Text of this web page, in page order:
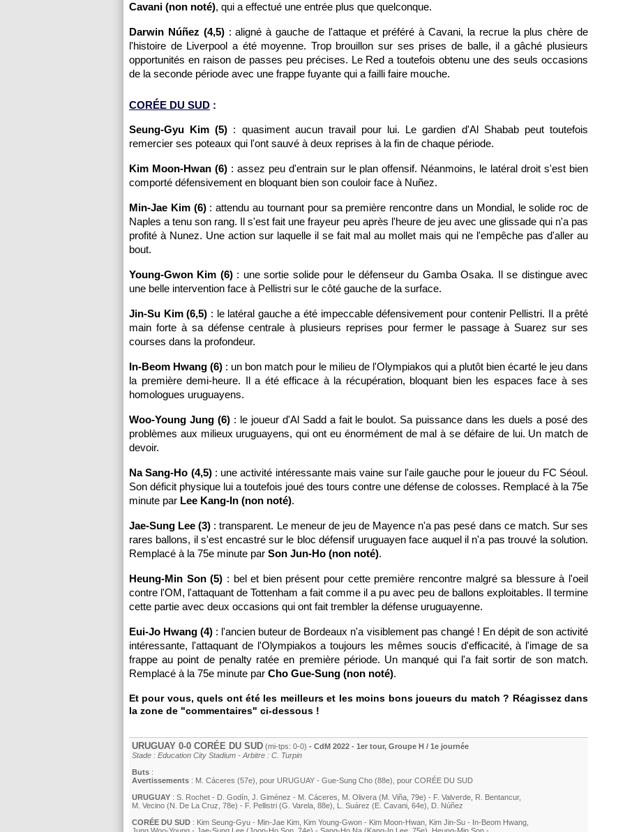
Cavani (non noté), qui a effectué une entrée plus que quelconque.
Darwin Núñez (4,5): aligné à gauche de l'attaque et préféré à Cavani, la recrue la plus chère de
l'histoire de Liverpool a été moyenne. Trop brouillon sur ses prises de balle, il a gâché plusieurs
opportunités en raison de passes peu précises. Le Red a toutefois obtenu une des seuls occasions
de la seconde période avec une frappe fuyante qui a failli faire mouche.
CORÉE DU SUD :
Seung-Gyu Kim (5) : quasiment aucun travail pour lui. Le gardien d'Al Shabab peut toutefois
remercier ses poteaux qui l'ont sauvé à deux reprises à la fin de chaque période.
Kim Moon-Hwan (6): assez peu d'entrain sur le plan offensif. Néanmoins, le latéral droit s'est bien
comporté défensivement en bloquant bien son couloir face à Nuñez.
Min-Jae Kim (6): attendu au tournant pour sa première rencontre dans un Mondial, le solide roc de
Naples a tenu son rang. Il s'est fait une frayeur peu après l'heure de jeu avec une glissade qui n'a pas
profité à Nunez. Une action sur laquelle il se fait mal au mollet mais qui ne l'empêche pas d'aller au
bout.
Young-Gwon Kim (6): une sortie solide pour le défenseur du Gamba Osaka. Il se distingue avec
une belle intervention face à Pellistri sur le côté gauche de la surface.
Jin-Su Kim (6,5) : le latéral gauche a été impeccable défensivement pour contenir Pellistri. Il a prêté
main forte à sa défense centrale à plusieurs reprises pour fermer le passage à Suarez sur ses
courses dans la profondeur.
In-Beom Hwang (6) : un bon match pour le milieu de l'Olympiakos qui a plutôt bien écarté le jeu dans
la première demi-heure. Il a été efficace à la récupération, bloquant bien les espaces face à ses
homologues uruguayens.
Woo-Young Jung (6): le joueur d'Al Sadd a fait le boulot. Sa puissance dans les duels a posé des
problèmes aux milieux uruguayens, qui ont eu énormément de mal à se défaire de lui. Un match de
devoir.
Na Sang-Ho (4,5): une activité intéressante mais vaine sur l'aile gauche pour le joueur du FC Séoul.
Son déficit physique lui a toutefois joué des tours contre une défense de colosses. Remplacé à la 75e
minute par Lee Kang-In (non noté).
Jae-Sung Lee (3) : transparent. Le meneur de jeu de Mayence n'a pas pesé dans ce match. Sur ses
rares ballons, il s'est encastré sur le bloc défensif uruguayen face auquel il n'a pas trouvé la solution.
Remplacé à la 75e minute par Son Jun-Ho (non noté).
Heung-Min Son (5) : bel et bien présent pour cette première rencontre malgré sa blessure à l'oeil
contre l'OM, l'attaquant de Tottenham a fait comme il a pu avec peu de ballons exploitables. Il termine
cette partie avec deux occasions qui ont fait trembler la défense uruguayenne.
Eui-Jo Hwang (4) : l'ancien buteur de Bordeaux n'a visiblement pas changé ! En dépit de son activité
intéressante, l'attaquant de l'Olympiakos a toujours les mêmes soucis d'efficacité, à l'image de sa
frappe au point de penalty ratée en première période. Un manqué qui l'a fait sortir de son match.
Remplacé à la 75e minute par Cho Gue-Sung (non noté).
Et pour vous, quels ont été les meilleurs et les moins bons joueurs du match ? Réagissez dans
la zone de "commentaires" ci-dessous !
URUGUAY 0-0 CORÉE DU SUD (mi-tps: 0-0) - CdM 2022 - 1er tour, Groupe H / 1e journée
Stade : Education City Stadium - Arbitre : C. Turpin
Buts :
Avertissements : M. Cáceres (57e) , pour URUGUAY - Gue-Sung Cho (88e) , pour CORÉE DU SUD
URUGUAY : S. Rochet - D. Godín J. Giménez - M. Cáceres M. Olivera (M. Viña , 79e) - F. Valverde R. Bentancur,
M. Vecino (N. De La Cruz, 78e) - F. Pellistri (G. Varela , 88e) L. Suárez (E. Cavani , 64e)
D. Núñez
CORÉE DU SUD : Kim Seung-Gyu - Min-Jae Kim Kim Young-Gwon - Kim Moon-Hwan Kim Jin-Su - In-Beom Hwang